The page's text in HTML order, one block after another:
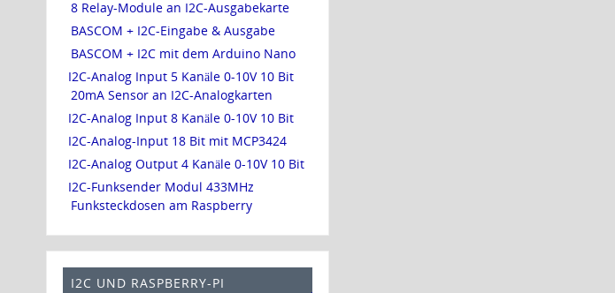
8 Relay-Module an I2C-Ausgabekarte
BASCOM + I2C-Eingabe & Ausgabe
BASCOM + I2C mit dem Arduino Nano
I2C-Analog Input 5 Kanäle 0-10V 10 Bit
20mA Sensor an I2C-Analogkarten
I2C-Analog Input 8 Kanäle 0-10V 10 Bit
I2C-Analog-Input 18 Bit mit MCP3424
I2C-Analog Output 4 Kanäle 0-10V 10 Bit
I2C-Funksender Modul 433MHz
Funksteckdosen am Raspberry
I2C UND RASPBERRY-PI